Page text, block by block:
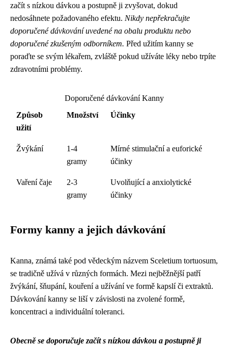
začít s nízkou dávkou a postupně ji zvyšovat, dokud
nedosáhnete požadovaného efektu. Nikdy nepřekračujte
doporučené dávkování uvedené na obalu produktu nebo
doporučené zkušeným odborníkem. Před užitím kanny se
poraďte se svým lékařem, zvláště pokud užíváte léky nebo trpíte
zdravotními problémy.
Doporučené dávkování Kanny
Způsob
užití
Množství Účinky
Žvýkání
1-4
gramy
Mírné stimulační a euforické
účinky
Vaření čaje
2-3
gramy
Uvolňující a anxiolytické
účinky
Formy kanny a jejich dávkování
Kanna, známá také pod vědeckým názvem Sceletium tortuosum,
se tradičně užívá v různých formách. Mezi nejběžnější patří
žvýkání, šňupání, kouření a užívání ve formě kapslí či extraktů.
Dávkování kanny se liší v závislosti na zvolené formě,
koncentraci a individuální toleranci.
Obecně se doporučuje začít s nízkou dávkou a postupně ji